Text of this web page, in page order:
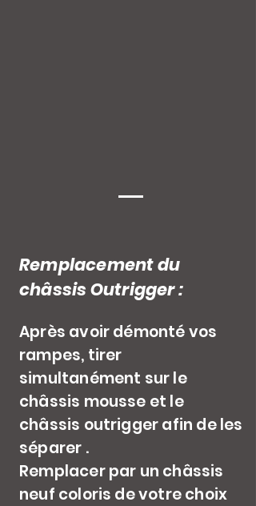
Remplacement du
châssis Outrigger :
Après avoir démonté vos
rampes, tirer
simultanément sur le
châssis mousse et le
châssis outrigger afin de les
séparer .
Remplacer par un châssis
neuf coloris de votre choix